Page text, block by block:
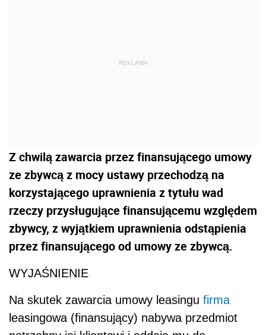
REKLAMA
Z chwilą zawarcia przez finansującego umowy
ze zbywcą z mocy ustawy przechodzą na
korzystającego uprawnienia z tytułu wad
rzeczy przysługujące finansującemu względem
zbywcy, z wyjątkiem uprawnienia odstąpienia
przez finansującego od umowy ze zbywcą.
WYJAŚNIENIE
Na skutek zawarcia umowy leasingu firma
leasingowa (finansujący) nabywa przedmiot